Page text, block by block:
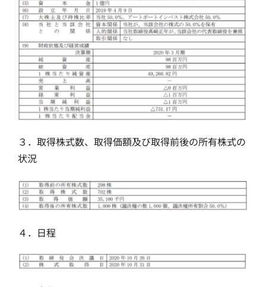
３．取得株式数、取得価額及び取得前後の所有株式の
状況
４．日程